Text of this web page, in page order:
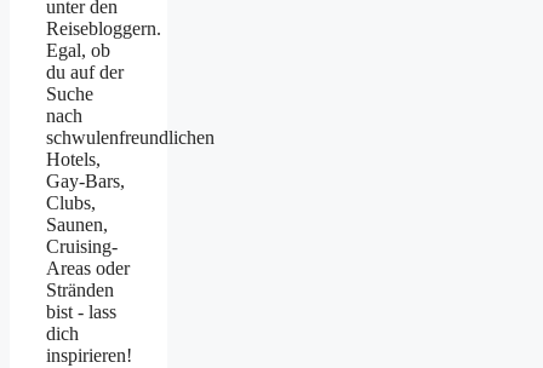
unter den
Reisebloggern.
Egal, ob
du auf der
Suche
nach
schwulenfreundlichen
Hotels,
Gay-Bars,
Clubs,
Saunen,
Cruising-
Areas oder
Stränden
bist - lass
dich
inspirieren!